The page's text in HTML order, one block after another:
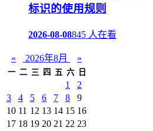
标识的使用规则
2026-08-08845 人在看
« 2026年8月 »
一 二 三 四 五 六 日
1
2
3
4 5 6 7 8
9
10 11 12 13 14 15 16
17 18 19 20 21 22 23